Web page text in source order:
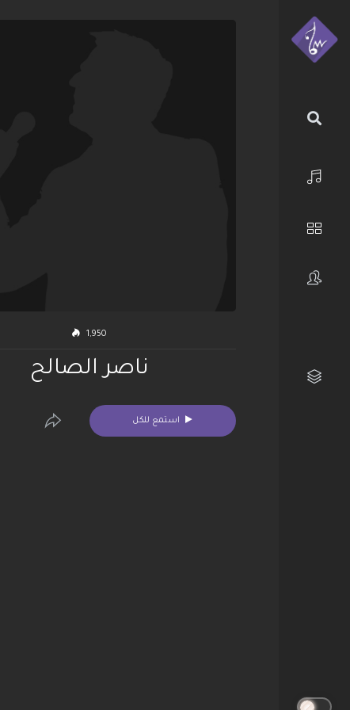
استكشف
1,950
ناصر الصالح
استمع للكل